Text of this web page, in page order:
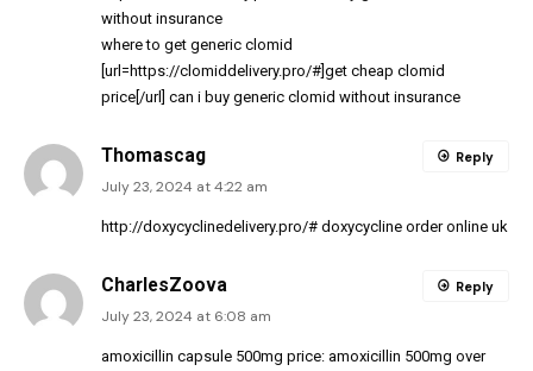
without insurance
where to get generic clomid
[url=https://clomiddelivery.pro/#]get cheap clomid
price[/url] can i buy generic clomid without insurance
Thomascag
July 23, 2024 at 4:22 am
http://doxycyclinedelivery.pro/# doxycycline order online uk
Reply
CharlesZoova
July 23, 2024 at 6:08 am
amoxicillin capsule 500mg price: amoxicillin 500mg over
Reply